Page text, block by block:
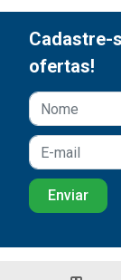
Cadastre-
ofertas!